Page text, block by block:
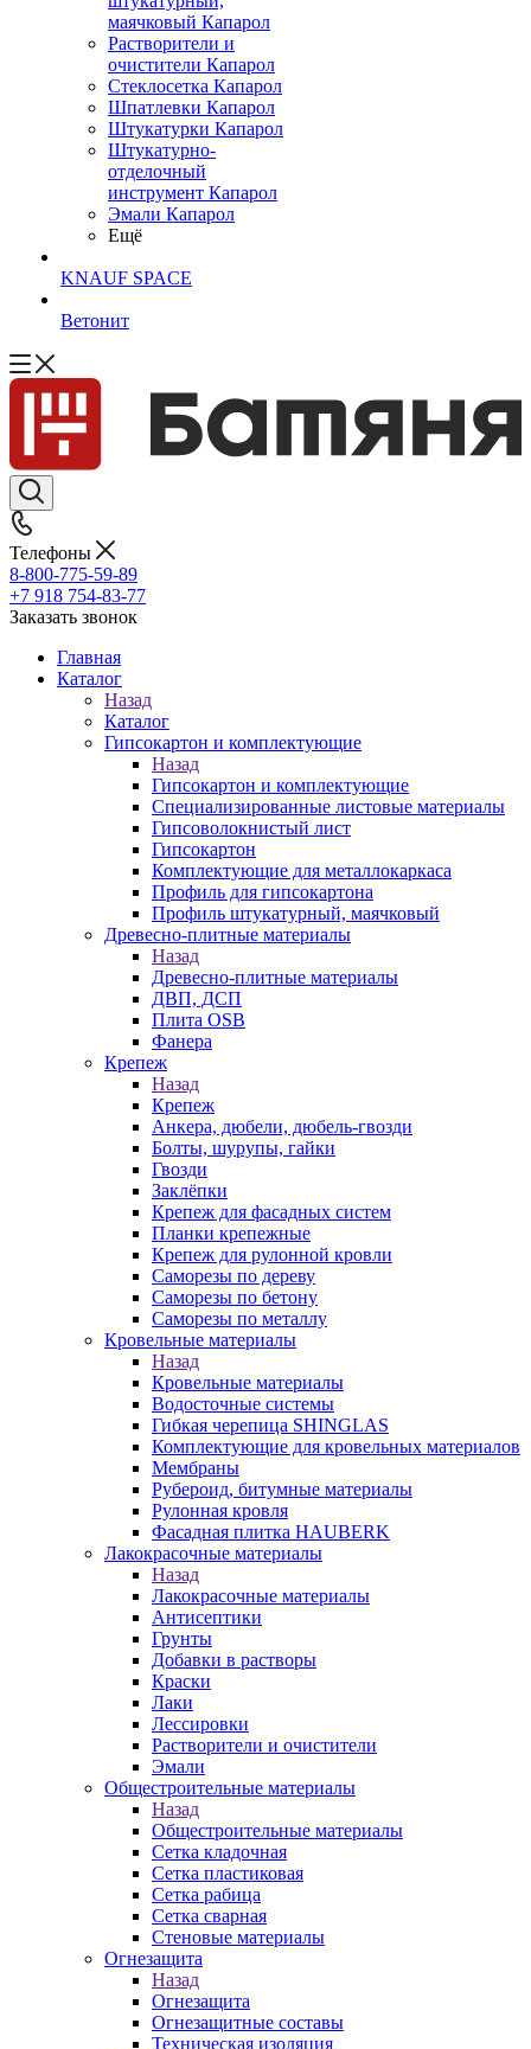
маячковый Капарол
Растворители и
очистители Капарол
Cтеклосетка Капарол
Шпатлевки Капарол
Штукатурки Капарол
Штукатурно-
отделочный
инструмент Капарол
Эмали Капарол
Ещё
KNAUF SPACE
Ветонит
Телефоны
8-800-775-59-89
+7 918 754-83-77
Заказать звонок
Главная
Каталог
Назад
Каталог
Гипсокартон и комплектующие
Назад
Гипсокартон и комплектующие
Специализированные листовые материалы
Гипсоволокнистый лист
Гипсокартон
Комплектующие для металлокаркаса
Профиль для гипсокартона
Профиль штукатурный, маячковый
Древесно-плитные материалы
Назад
Древесно-плитные материалы
ДВП, ДСП
Плита OSB
Фанера
Крепеж
Назад
Крепеж
Анкера, дюбели, дюбель-гвозди
Болты, шурупы, гайки
Гвозди
Заклёпки
Крепеж для фасадных систем
Планки крепежные
Крепеж для рулонной кровли
Саморезы по дереву
Саморезы по бетону
Саморезы по металлу
Кровельные материалы
Назад
Кровельные материалы
Водосточные системы
Гибкая черепица SHINGLAS
Комплектующие для кровельных материалов
Мембраны
Рубероид, битумные материалы
Рулонная кровля
Фасадная плитка HAUBERK
Лакокрасочные материалы
Назад
Лакокрасочные материалы
Антисептики
Грунты
Добавки в растворы
Краски
Лаки
Лессировки
Растворители и очистители
Эмали
Общестроительные материалы
Назад
Общестроительные материалы
Сетка кладочная
Сетка пластиковая
Сетка рабица
Сетка сварная
Стеновые материалы
Огнезащита
Назад
Огнезащита
Огнезащитные составы
Техническая изоляция